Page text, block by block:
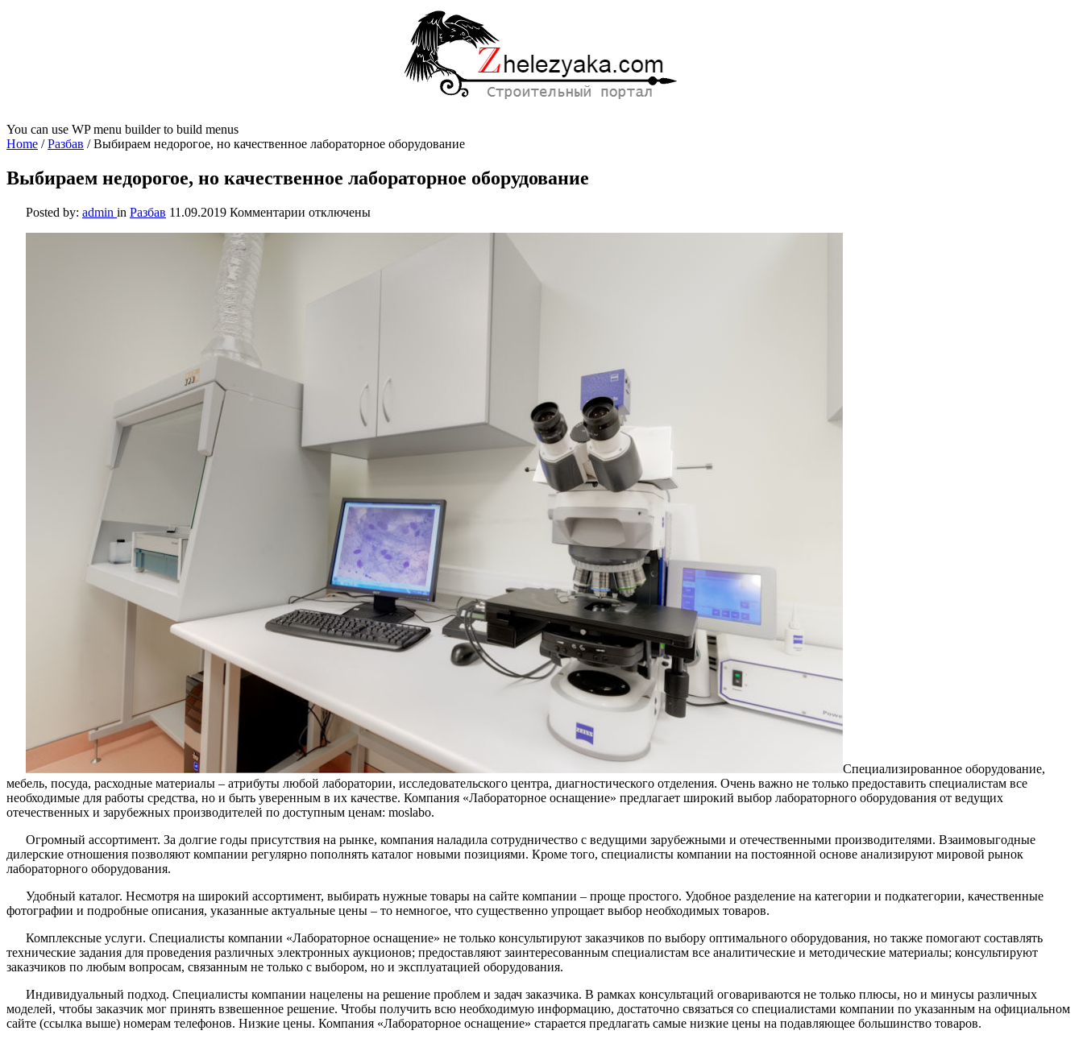
You can use WP menu builder to build menus
Home /Разбав /Выбираем недорогое, но качественное лабораторное оборудование
Выбираем недорогое, но качественное лабораторное оборудование
Posted by: admin in Разбав 11.09.2019 Комментарии
к
отключены
Специализированное оборудование,
мебель, посуда, расходные материалы – атрибуты любой лаборатории, исследовательского центра, диагностического отделения. Очень важно не только предоставить специалистам все
необходимые для работы средства, но и быть уверенным в их качестве. Компания «Лабораторное оснащение» предлагает широкий выбор лабораторного оборудования от ведущих
отечественных и зарубежных производителей по доступным ценам: moslabo.
Огромный ассортимент. За долгие годы присутствия на рынке, компания наладила сотрудничество с ведущими зарубежными и отечественными производителями. Взаимовыгодные
дилерские отношения позволяют компании регулярно пополнять каталог новыми позициями. Кроме того, специалисты компании на постоянной основе анализируют мировой рынок
лабораторного оборудования.
Удобный каталог. Несмотря на широкий ассортимент, выбирать нужные товары на сайте компании – проще простого. Удобное разделение на категории и подкатегории, качественные
фотографии и подробные описания, указанные актуальные цены – то немногое, что существенно упрощает выбор необходимых товаров.
Комплексные услуги. Специалисты компании «Лабораторное оснащение» не только консультируют заказчиков по выбору оптимального оборудования, но также помогают составлять
технические задания для проведения различных электронных аукционов; предоставляют заинтересованным специалистам все аналитические и методические материалы; консультируют
заказчиков по любым вопросам, связанным не только с выбором, но и эксплуатацией оборудования.
Индивидуальный подход. Специалисты компании нацелены на решение проблем и задач заказчика. В рамках консультаций оговариваются не только плюсы, но и минусы различных
моделей, чтобы заказчик мог принять взвешенное решение. Чтобы получить всю необходимую информацию, достаточно связаться со специалистами компании по указанным на официальном
сайте (ссылка выше) номерам телефонов. Низкие цены. Компания «Лабораторное оснащение» старается предлагать самые низкие цены на подавляющее большинство товаров.